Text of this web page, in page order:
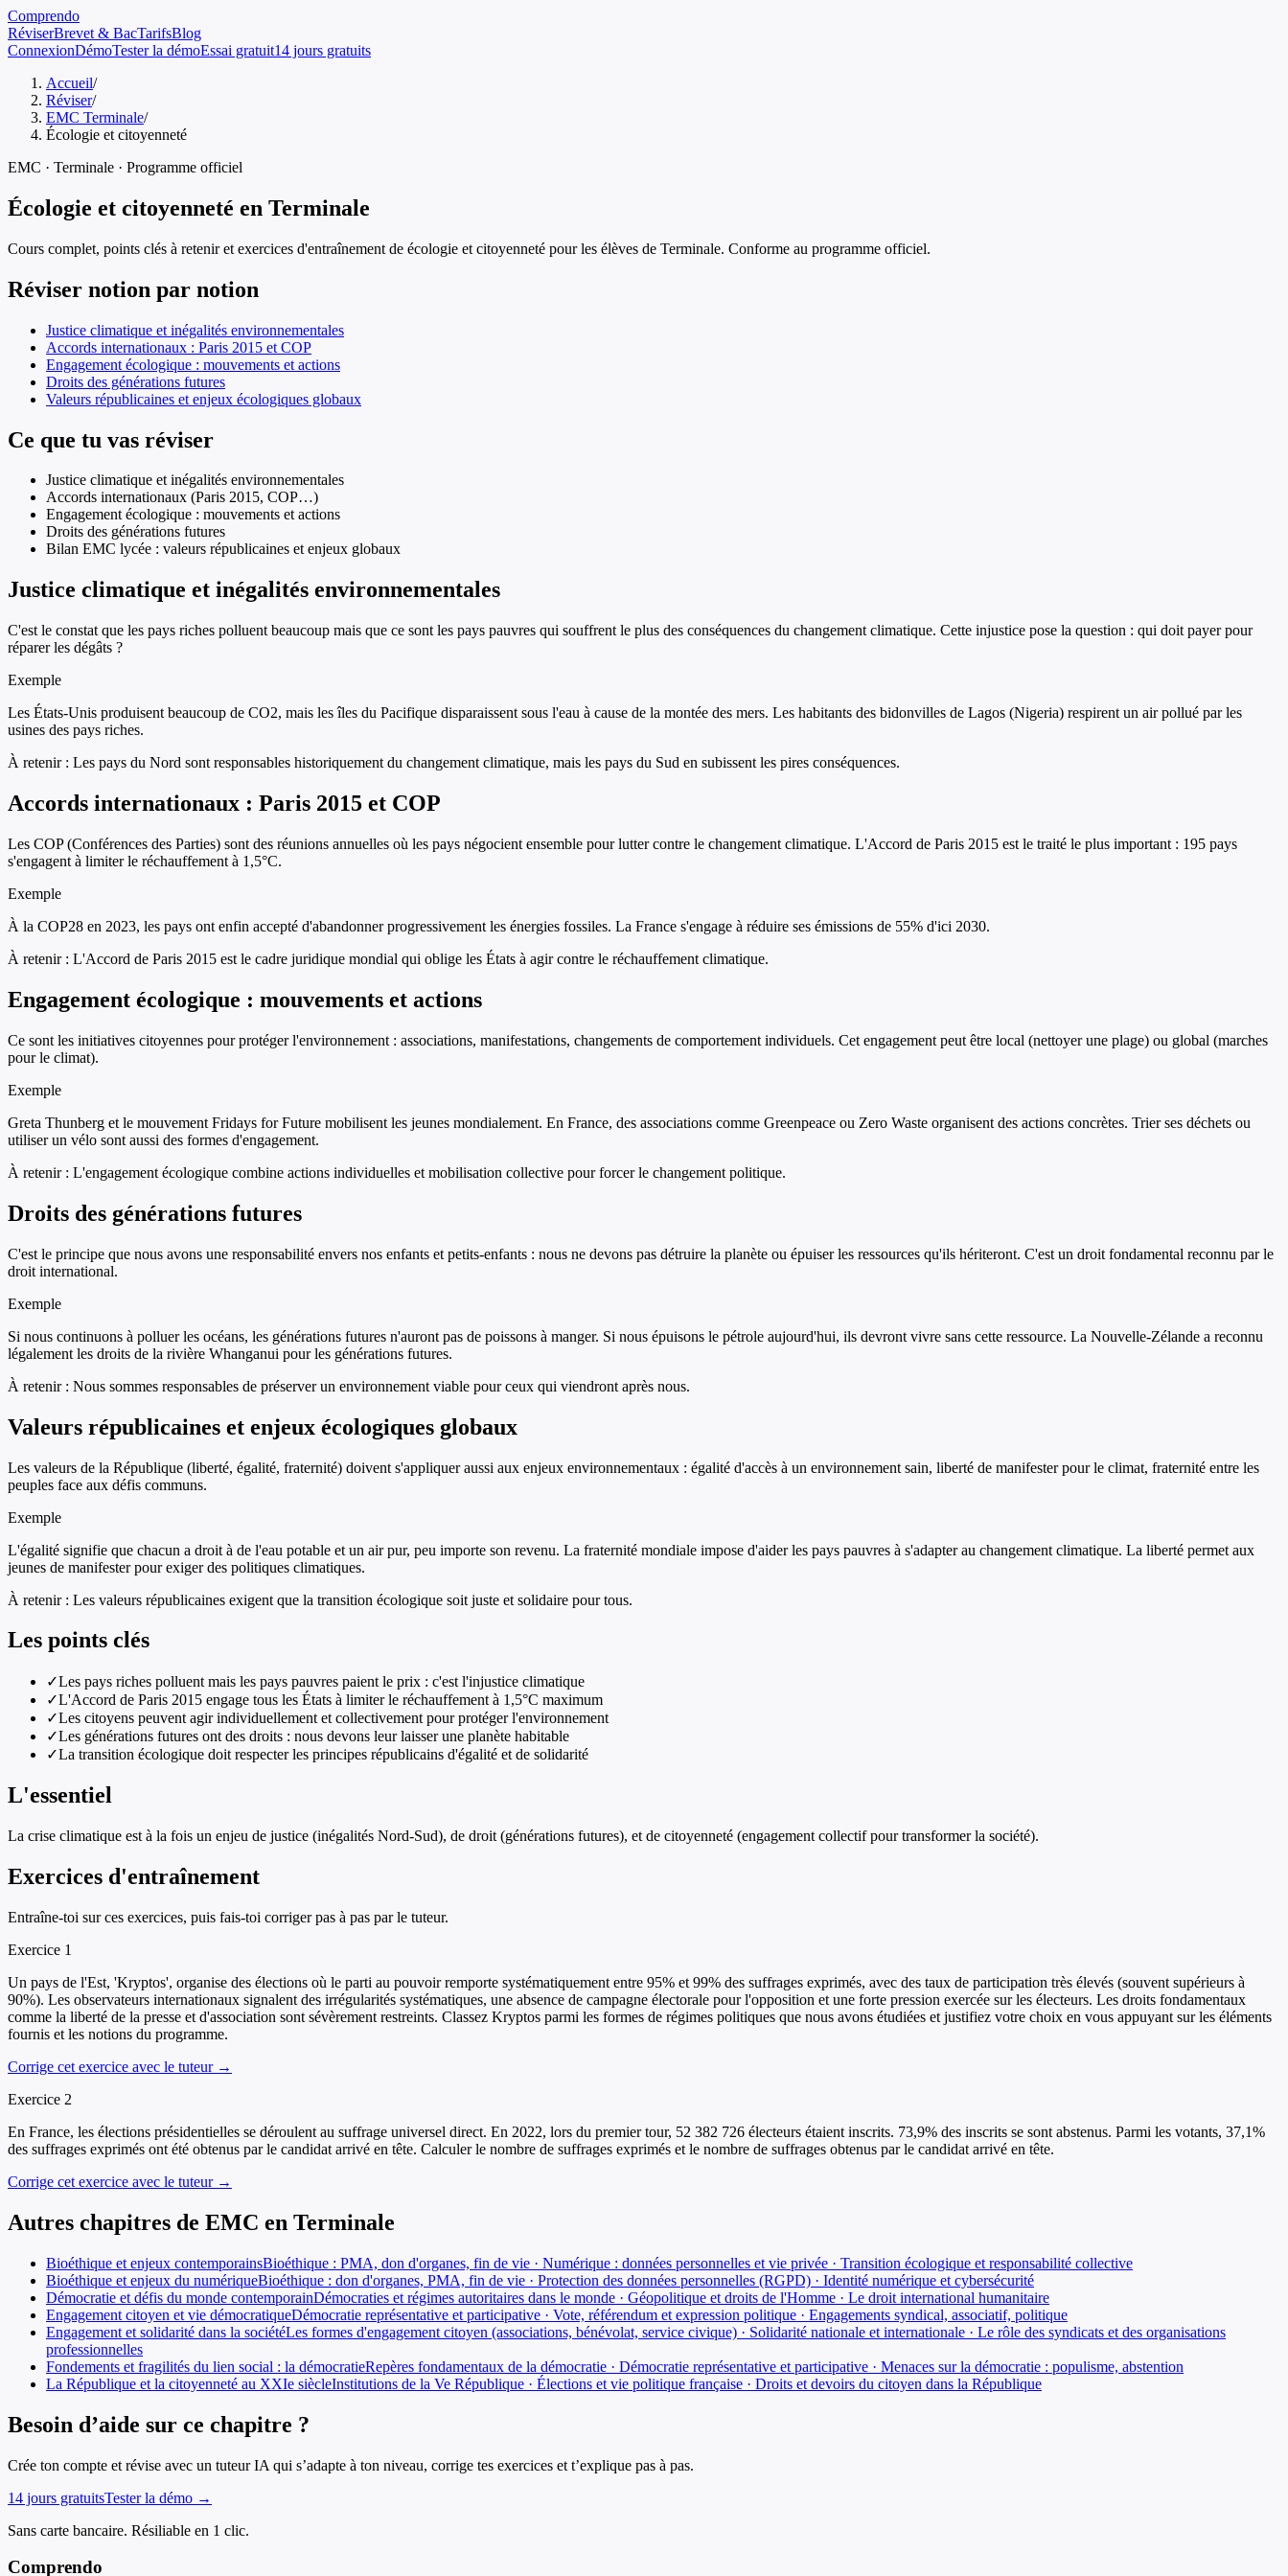
Comprendo
RéviserBrevet & BacTarifsBlog
ConnexionDémoTester la démoEssai gratuit14 jours gratuits
Accueil/
Réviser/
EMC Terminale/
Écologie et citoyenneté
EMC · Terminale · Programme officiel
Écologie et citoyenneté en Terminale
Cours complet, points clés à retenir et exercices d'entraînement de écologie et citoyenneté pour les élèves de Terminale. Conforme au programme officiel.
Réviser notion par notion
Justice climatique et inégalités environnementales
Accords internationaux : Paris 2015 et COP
Engagement écologique : mouvements et actions
Droits des générations futures
Valeurs républicaines et enjeux écologiques globaux
Ce que tu vas réviser
Justice climatique et inégalités environnementales
Accords internationaux (Paris 2015, COP…)
Engagement écologique : mouvements et actions
Droits des générations futures
Bilan EMC lycée : valeurs républicaines et enjeux globaux
Justice climatique et inégalités environnementales
C'est le constat que les pays riches polluent beaucoup mais que ce sont les pays pauvres qui souffrent le plus des conséquences du changement climatique. Cette injustice pose la question : qui doit payer pour
réparer les dégâts ?
Exemple
Les États-Unis produisent beaucoup de CO2, mais les îles du Pacifique disparaissent sous l'eau à cause de la montée des mers. Les habitants des bidonvilles de Lagos (Nigeria) respirent un air pollué par les
usines des pays riches.
À retenir : Les pays du Nord sont responsables historiquement du changement climatique, mais les pays du Sud en subissent les pires conséquences.
Accords internationaux : Paris 2015 et COP
Les COP (Conférences des Parties) sont des réunions annuelles où les pays négocient ensemble pour lutter contre le changement climatique. L'Accord de Paris 2015 est le traité le plus important : 195 pays
s'engagent à limiter le réchauffement à 1,5°C.
Exemple
À la COP28 en 2023, les pays ont enfin accepté d'abandonner progressivement les énergies fossiles. La France s'engage à réduire ses émissions de 55% d'ici 2030.
À retenir : L'Accord de Paris 2015 est le cadre juridique mondial qui oblige les États à agir contre le réchauffement climatique.
Engagement écologique : mouvements et actions
Ce sont les initiatives citoyennes pour protéger l'environnement : associations, manifestations, changements de comportement individuels. Cet engagement peut être local (nettoyer une plage) ou global (marches
pour le climat).
Exemple
Greta Thunberg et le mouvement Fridays for Future mobilisent les jeunes mondialement. En France, des associations comme Greenpeace ou Zero Waste organisent des actions concrètes. Trier ses déchets ou
utiliser un vélo sont aussi des formes d'engagement.
À retenir : L'engagement écologique combine actions individuelles et mobilisation collective pour forcer le changement politique.
Droits des générations futures
C'est le principe que nous avons une responsabilité envers nos enfants et petits-enfants : nous ne devons pas détruire la planète ou épuiser les ressources qu'ils hériteront. C'est un droit fondamental reconnu par le
droit international.
Exemple
Si nous continuons à polluer les océans, les générations futures n'auront pas de poissons à manger. Si nous épuisons le pétrole aujourd'hui, ils devront vivre sans cette ressource. La Nouvelle-Zélande a reconnu
légalement les droits de la rivière Whanganui pour les générations futures.
À retenir : Nous sommes responsables de préserver un environnement viable pour ceux qui viendront après nous.
Valeurs républicaines et enjeux écologiques globaux
Les valeurs de la République (liberté, égalité, fraternité) doivent s'appliquer aussi aux enjeux environnementaux : égalité d'accès à un environnement sain, liberté de manifester pour le climat, fraternité entre les
peuples face aux défis communs.
Exemple
L'égalité signifie que chacun a droit à de l'eau potable et un air pur, peu importe son revenu. La fraternité mondiale impose d'aider les pays pauvres à s'adapter au changement climatique. La liberté permet aux
jeunes de manifester pour exiger des politiques climatiques.
À retenir : Les valeurs républicaines exigent que la transition écologique soit juste et solidaire pour tous.
Les points clés
✓Les pays riches polluent mais les pays pauvres paient le prix : c'est l'injustice climatique
✓L'Accord de Paris 2015 engage tous les États à limiter le réchauffement à 1,5°C maximum
✓Les citoyens peuvent agir individuellement et collectivement pour protéger l'environnement
✓Les générations futures ont des droits : nous devons leur laisser une planète habitable
✓La transition écologique doit respecter les principes républicains d'égalité et de solidarité
L'essentiel
La crise climatique est à la fois un enjeu de justice (inégalités Nord-Sud), de droit (générations futures), et de citoyenneté (engagement collectif pour transformer la société).
Exercices d'entraînement
Entraîne-toi sur ces exercices, puis fais-toi corriger pas à pas par le tuteur.
Exercice 1
Un pays de l'Est, 'Kryptos', organise des élections où le parti au pouvoir remporte systématiquement entre 95% et 99% des suffrages exprimés, avec des taux de participation très élevés (souvent supérieurs à
90%). Les observateurs internationaux signalent des irrégularités systématiques, une absence de campagne électorale pour l'opposition et une forte pression exercée sur les électeurs. Les droits fondamentaux
comme la liberté de la presse et d'association sont sévèrement restreints. Classez Kryptos parmi les formes de régimes politiques que nous avons étudiées et justifiez votre choix en vous appuyant sur les éléments
fournis et les notions du programme.
Corrige cet exercice avec le tuteur →
Exercice 2
En France, les élections présidentielles se déroulent au suffrage universel direct. En 2022, lors du premier tour, 52 382 726 électeurs étaient inscrits. 73,9% des inscrits se sont abstenus. Parmi les votants, 37,1%
des suffrages exprimés ont été obtenus par le candidat arrivé en tête. Calculer le nombre de suffrages exprimés et le nombre de suffrages obtenus par le candidat arrivé en tête.
Corrige cet exercice avec le tuteur →
Autres chapitres de EMC en Terminale
Bioéthique et enjeux contemporainsBioéthique : PMA, don d'organes, fin de vie · Numérique : données personnelles et vie privée · Transition écologique et responsabilité collective
Bioéthique et enjeux du numériqueBioéthique : don d'organes, PMA, fin de vie · Protection des données personnelles (RGPD) · Identité numérique et cybersécurité
Démocratie et défis du monde contemporainDémocraties et régimes autoritaires dans le monde · Géopolitique et droits de l'Homme · Le droit international humanitaire
Engagement citoyen et vie démocratiqueDémocratie représentative et participative · Vote, référendum et expression politique · Engagements syndical, associatif, politique
Engagement et solidarité dans la sociétéLes formes d'engagement citoyen (associations, bénévolat, service civique) · Solidarité nationale et internationale · Le rôle des syndicats et des organisations
professionnelles
Fondements et fragilités du lien social : la démocratieRepères fondamentaux de la démocratie · Démocratie représentative et participative · Menaces sur la démocratie : populisme, abstention
La République et la citoyenneté au XXIe siècleInstitutions de la Ve République · Élections et vie politique française · Droits et devoirs du citoyen dans la République
Besoin d’aide sur ce chapitre ?
Crée ton compte et révise avec un tuteur IA qui s’adapte à ton niveau, corrige tes exercices et t’explique pas à pas.
14 jours gratuitsTester la démo →
Sans carte bancaire. Résiliable en 1 clic.
Comprendo